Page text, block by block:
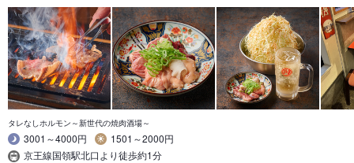
タレなしホルモン～新世代の焼肉酒場～
3001～4000円
1501～2000円
京王線国領駅北口より徒歩約1分